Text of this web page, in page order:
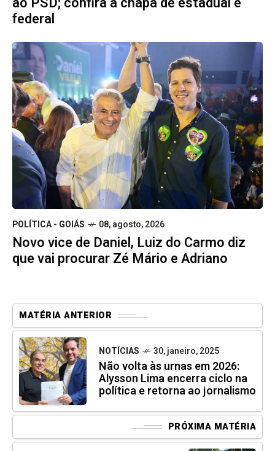
federal
POLÍTICA - GOIÁS 08, agosto, 2026
Novo vice de Daniel, Luiz do Carmo diz
que vai procurar Zé Mário e Adriano
MATÉRIA ANTERIOR
NOTÍCIAS 30, janeiro, 2025
Não volta às urnas em 2026:
Alysson Lima encerra ciclo na
política e retorna ao jornalismo
PRÓXIMA MATÉRIA